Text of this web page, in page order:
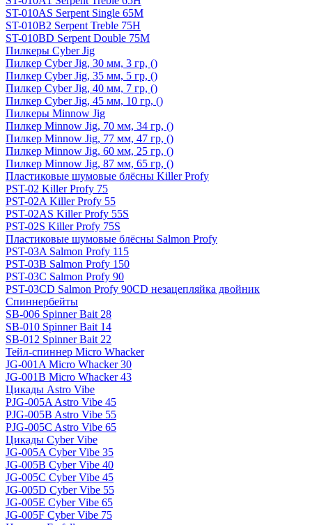
ST-010AS Serpent Single 65M
ST-010B2 Serpent Treble 75H
ST-010BD Serpent Double 75M
Пилкеры Cyber Jig
Пилкер Cyber Jig, 30 мм, 3 гр, ()
Пилкер Cyber Jig, 35 мм, 5 гр, ()
Пилкер Cyber Jig, 40 мм, 7 гр, ()
Пилкер Cyber Jig, 45 мм, 10 гр, ()
Пилкеры Minnow Jig
Пилкер Minnow Jig, 70 мм, 34 гр, ()
Пилкер Minnow Jig, 77 мм, 47 гр, ()
Пилкер Minnow Jig, 60 мм, 25 гр, ()
Пилкер Minnow Jig, 87 мм, 65 гр, ()
Пластиковые шумовые блёсны Killer Profy
PST-02 Killer Profy 75
PST-02A Killer Profy 55
PST-02AS Killer Profy 55S
PST-02S Killer Profy 75S
Пластиковые шумовые блёсны Salmon Profy
PST-03A Salmon Profy 115
PST-03B Salmon Profy 150
PST-03C Salmon Profy 90
PST-03CD Salmon Profy 90CD незацепляйка двойник
Спиннербейты
SB-006 Spinner Bait 28
SB-010 Spinner Bait 14
SB-012 Spinner Bait 22
Тейл-спиннер Micro Whacker
JG-001A Micro Whacker 30
JG-001B Micro Whacker 43
Цикады Astro Vibe
PJG-005A Astro Vibe 45
PJG-005B Astro Vibe 55
PJG-005C Astro Vibe 65
Цикады Cyber Vibe
JG-005A Cyber Vibe 35
JG-005B Cyber Vibe 40
JG-005C Cyber Vibe 45
JG-005D Cyber Vibe 55
JG-005E Cyber Vibe 65
JG-005F Cyber Vibe 75